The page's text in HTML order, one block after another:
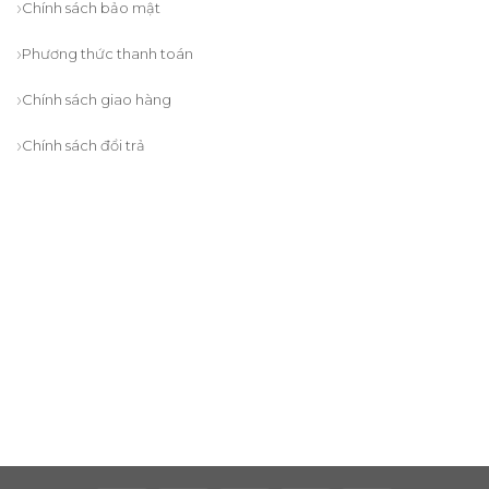
Chính sách bảo mật
Phương thức thanh toán
Chính sách giao hàng
Chính sách đổi trả